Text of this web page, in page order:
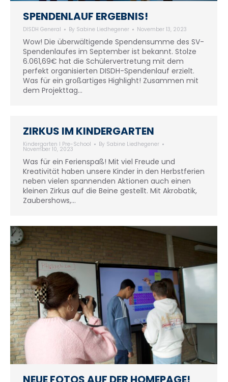
SPENDENLAUF ERGEBNIS!
DISDH General By Sabine Liedhegener November 13, 2023
Wow! Die überwältigende Spendensumme des SV-
Spendenlaufes im September ist bekannt. Stolze
6.061,69€ hat die Schülervertretung mit dem
perfekt organisierten DISDH-Spendenlauf erzielt.
Was für ein großartiges Highlight! Zusammen mit
dem Projekttag…
ZIRKUS IM KINDERGARTEN
Kindergarten I Pre-School By Sabine Liedhegener
November 10, 2023
Was für ein Ferienspaß! Mit viel Freude und
Kreativität haben unsere Kinder in den Herbstferien
neben vielen spannenden Aktionen auch einen
kleinen Zirkus auf die Beine gestellt. Mit Akrobatik,
Zaubershows,…